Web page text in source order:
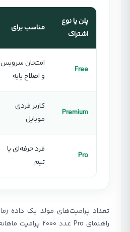
پلن یا نوع
اشتراک
مناسب برای
Free
امتحان سرویس
و اصلاح پایه
Premium
کاربر فردی
موبایل
Pro
فرد حرفه‌ای یا
تیم